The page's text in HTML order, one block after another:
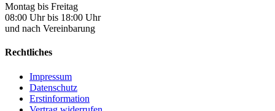
Montag bis Freitag
08:00 Uhr bis 18:00 Uhr
und nach Vereinbarung
Rechtliches
Impressum
Datenschutz
Erstinformation